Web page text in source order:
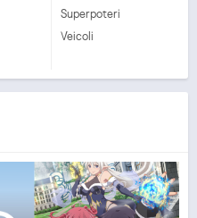
Superpoteri
Veicoli